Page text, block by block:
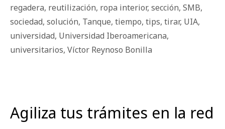
regadera, reutilización, ropa interior, sección, SMB,
sociedad, solución, Tanque, tiempo, tips, tirar, UIA,
universidad, Universidad Iberoamericana,
universitarios, Víctor Reynoso Bonilla
Agiliza tus trámites en la red